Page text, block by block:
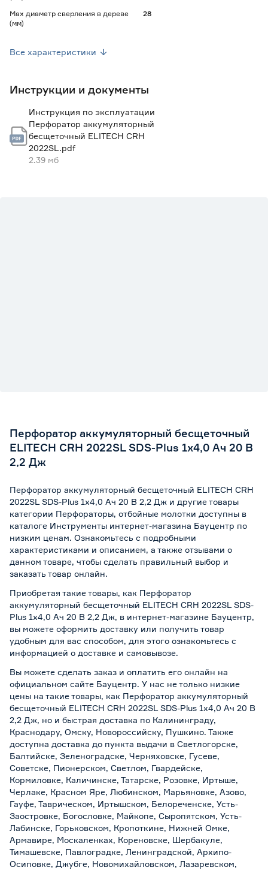
Max диаметр сверления в дереве
(мм)
28
(мм)
Расположение двигателя Вертикальное
Тип патрона SDS-Plus
Количество аккумуляторов
Все характеристики
Инструкции и документы
Инструкция по эксплуатации
Перфоратор аккумуляторный
бесщеточный ELITECH CRH
2022SL.pdf
2.39 мб
Перфоратор аккумуляторный бесщеточный
ELITECH CRH 2022SL SDS-Plus 1х4,0 Ач 20 В
2,2 Дж
Перфоратор аккумуляторный бесщеточный ELITECH CRH
2022SL SDS-Plus 1х4,0 Ач 20 В 2,2 Дж и другие товары
категории Перфораторы, отбойные молотки доступны в
каталоге Инструменты интернет-магазина Бауцентр по
низким ценам. Ознакомьтесь с подробными
характеристиками и описанием, а также отзывами о
данном товаре, чтобы сделать правильный выбор и
заказать товар онлайн.
Приобретая такие товары, как Перфоратор
аккумуляторный бесщеточный ELITECH CRH 2022SL SDS-
Plus 1х4,0 Ач 20 В 2,2 Дж, в интернет-магазине Бауцентр,
вы можете оформить доставку или получить товар
удобным для вас способом, для этого ознакомьтесь с
информацией о доставке и самовывозе.
Вы можете сделать заказ и оплатить его онлайн на
официальном сайте Бауцентр. У нас не только низкие
цены на такие товары, как Перфоратор аккумуляторный
бесщеточный ELITECH CRH 2022SL SDS-Plus 1х4,0 Ач 20 В
2,2 Дж, но и быстрая доставка по Калининграду,
Краснодару, Омску, Новороссийску, Пушкино. Также
доступна доставка до пункта выдачи в Светлогорске,
Балтийске, Зеленоградске, Черняховске, Гусеве,
Советске, Пионерском, Светлом, Гвардейске,
Кормиловке, Каличинске, Татарске, Розовке, Иртыше,
Черлаке, Красном Яре, Любинском, Марьяновке, Азово,
Гауфе, Таврическом, Иртышском, Белореченске, Усть-
Заостровке, Богословке, Майкопе, Сыропятском, Усть-
Лабинске, Горьковском, Кропоткине, Нижней Омке,
Армавире, Москаленках, Кореновске, Шербакуле,
Тимашевске, Павлоградке, Ленинградской, Архипо-
Осиповке, Джубге, Новомихайловском, Лазаревском,